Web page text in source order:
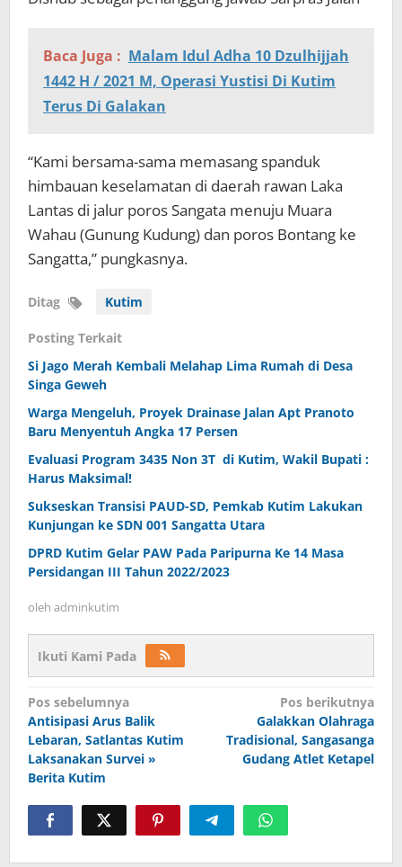
Baca Juga : Malam Idul Adha 10 Dzulhijjah
1442 H / 2021 M, Operasi Yustisi Di Kutim
Terus Di Galakan
“Kami bersama-sama memasang spanduk
himbauan keselamatan di daerah rawan Laka
Lantas di jalur poros Sangata menuju Muara
Wahau (Gunung Kudung) dan poros Bontang ke
Sangatta,” pungkasnya.
Ditag Kutim
Posting Terkait
Si Jago Merah Kembali Melahap Lima Rumah di Desa
Singa Geweh
Warga Mengeluh, Proyek Drainase Jalan Apt Pranoto
Baru Menyentuh Angka 17 Persen
Evaluasi Program 3435 Non 3T di Kutim, Wakil Bupati :
Harus Maksimal!
Sukseskan Transisi PAUD-SD, Pemkab Kutim Lakukan
Kunjungan ke SDN 001 Sangatta Utara
DPRD Kutim Gelar PAW Pada Paripurna Ke 14 Masa
Persidangan III Tahun 2022/2023
oleh adminkutim
Ikuti Kami Pada
Navigasi
pos
Pos sebelumnya
Antisipasi Arus Balik
Lebaran, Satlantas Kutim
Laksanakan Survei »
Berita Kutim
Pos berikutnya
Galakkan Olahraga
Tradisional, Sangasanga
Gudang Atlet Ketapel